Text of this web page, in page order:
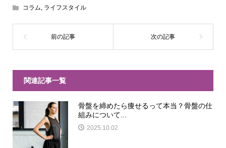
コラム, ライフスタイル
関連記事一覧
骨盤を締めたら痩せるって本当？骨盤の仕
組みについて...
2025.10.02